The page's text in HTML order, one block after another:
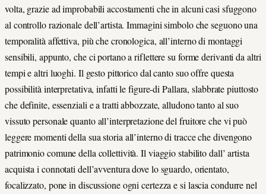
volta, grazie ad improbabili accostamenti che in alcuni casi sfuggono
al controllo razionale dell’artista. Immagini simbolo che seguono una
temporalità affettiva, più che cronologica, all’interno di montaggi
sensibili, appunto, che ci portano a riflettere su forme derivanti da altri
tempi e altri luoghi. Il gesto pittorico dal canto suo offre questa
possibilità interpretativa, infatti le figure-di Pallara, slabbrate piuttosto
che definite, essenziali e a tratti abbozzate, alludono tanto al suo
vissuto personale quanto all’interpretazione del fruitore che vi può
leggere momenti della sua storia all’interno di tracce che divengono
patrimonio comune della collettività. Il viaggio stabilito dall’ artista
acquista i connotati dell’avventura dove lo sguardo, orientato,
focalizzato, pone in discussione ogni certezza e si lascia condurre nel